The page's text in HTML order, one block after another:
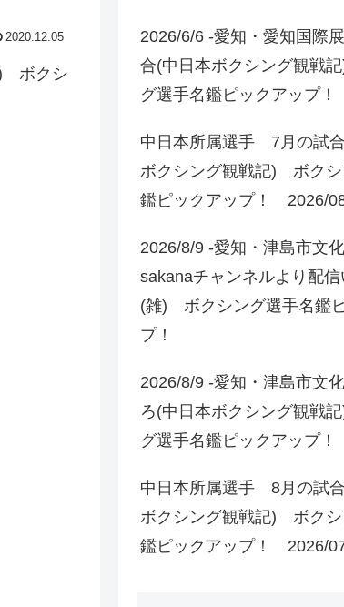
2020.12.05
) ボクシ
2026/6/6 -愛知・愛知国際
合(中日本ボクシング観戦
グ選手名鑑ピックアップ！
中日本所属選手 7月の試
ボクシング観戦記) ボクシ
鑑ピックアップ！ 2026/
2026/8/9 -愛知・津島市文
sakanaチャンネルより配
(雑) ボクシング選手名鑑
プ！
2026/8/9 -愛知・津島市文
ろ(中日本ボクシング観戦
グ選手名鑑ピックアップ！
中日本所属選手 8月の試
ボクシング観戦記) ボクシ
鑑ピックアップ！ 2026/